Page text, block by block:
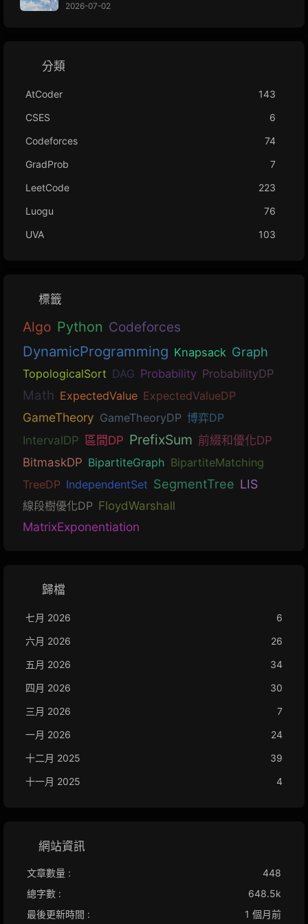
2026-07-02
分類
AtCoder
143
CSES
6
Codeforces
74
GradProb
7
LeetCode
223
Luogu
76
UVA
103
標籤
Algo Python Codeforces
DynamicProgramming Knapsack Graph
TopologicalSort DAG Probability ProbabilityDP
Math ExpectedValue ExpectedValueDP
GameTheory GameTheoryDP 博弈DP
IntervalDP 區間DP PrefixSum 前綴和優化DP
BitmaskDP BipartiteGraph BipartiteMatching
TreeDP IndependentSet SegmentTree LIS
線段樹優化DP FloydWarshall
MatrixExponentiation
歸檔
七月 2026
6
六月 2026
26
五月 2026
34
四月 2026
30
三月 2026
7
一月 2026
24
十二月 2025
39
十一月 2025
4
網站資訊
文章數量 :
448
總字數 :
648.5k
最後更新時間 :
1 個月前